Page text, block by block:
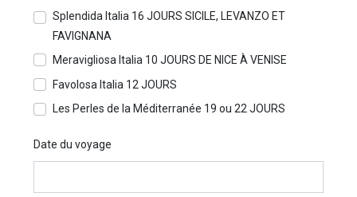
Splendida Italia 16 JOURS SICILE, LEVANZO ET
FAVIGNANA
Meravigliosa Italia 10 JOURS DE NICE À VENISE
Favolosa Italia 12 JOURS
Les Perles de la Méditerranée 19 ou 22 JOURS
Date du voyage